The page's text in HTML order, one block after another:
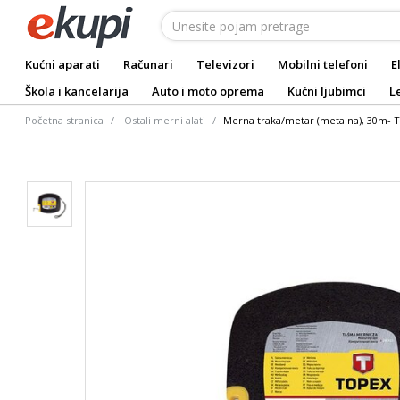
Kućni aparati Računari Televizori Mobilni telefoni
Škola i kancelarija
Auto i moto oprema Kućni ljubimci
Početna stranica Ostali merni alati Merna traka/metar (metalna), 30m-